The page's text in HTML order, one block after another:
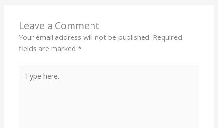
Leave a Comment
Your email address will not be published. Required
fields are marked*
here..